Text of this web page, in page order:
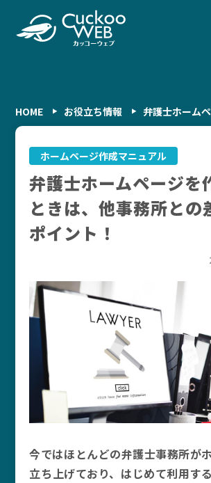
HOME お役立ち情報 弁護士ホーム
ホームページ作成マニュアル
弁護士ホームページを
ときは、他事務所との
ポイント！
今ではほとんどの弁護士事務所が
立ち上げており、はじめて利用す